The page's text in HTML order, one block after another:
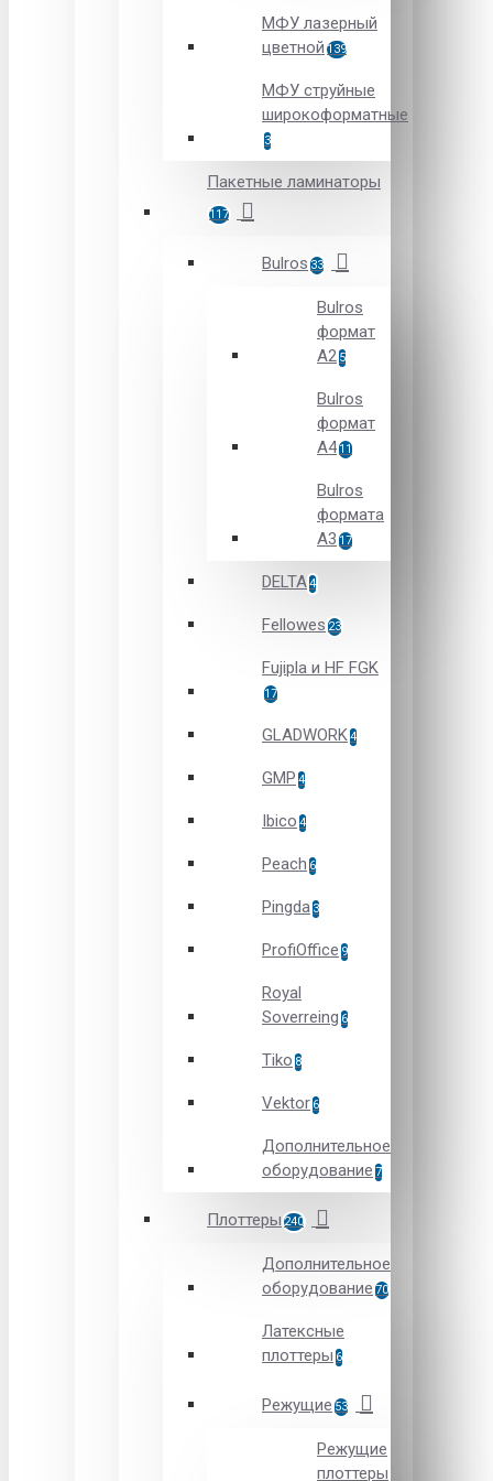
МФУ лазерный
цветной 139
МФУ струйные
широкоформатные
3
Пакетные ламинаторы
117
Bulros 33
Bulros
формат
A2 5
Bulros
формат
A411
Bulros
формата
А3 17
DELTA4
Fellowes 23
Fujipla и HF FGK
17
GLADWORK4
GMP 4
Ibico 4
Peach 6
Pingda 3
ProfiOffice 9
Royal
Soverreing 6
Tiko 8
Vektor 6
Дополнительное
оборудование 7
Плоттеры 240
Дополнительное
оборудование 70
Латексные
плоттеры 6
Режущие 53
Режущие
плоттеры